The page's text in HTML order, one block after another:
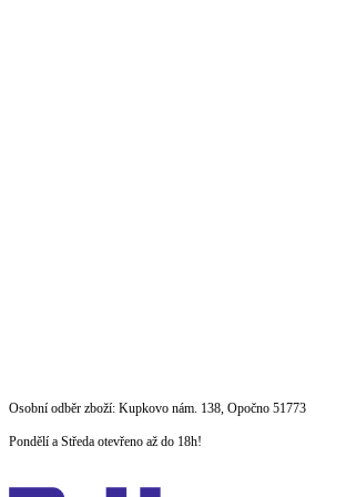
na
obsah
Osobní odběr zboží: Kupkovo nám. 138, Opočno 51773
Pondělí a Středa otevřeno až do 18h!